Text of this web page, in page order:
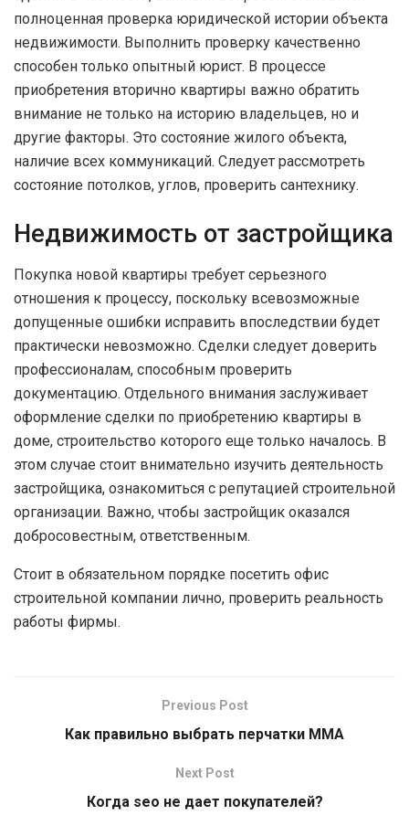
полноценная проверка юридической истории объекта
недвижимости. Выполнить проверку качественно
способен только опытный юрист. В процессе
приобретения вторично квартиры важно обратить
внимание не только на историю владельцев, но и
другие факторы. Это состояние жилого объекта,
наличие всех коммуникаций. Следует рассмотреть
состояние потолков, углов, проверить сантехнику.
Недвижимость от застройщика
Покупка новой квартиры требует серьезного
отношения к процессу, поскольку всевозможные
допущенные ошибки исправить впоследствии будет
практически невозможно. Сделки следует доверить
профессионалам, способным проверить
документацию. Отдельного внимания заслуживает
оформление сделки по приобретению квартиры в
доме, строительство которого еще только началось. В
этом случае стоит внимательно изучить деятельность
застройщика, ознакомиться с репутацией строительной
организации. Важно, чтобы застройщик оказался
добросовестным, ответственным.
Стоит в обязательном порядке посетить офис
строительной компании лично, проверить реальность
работы фирмы.
Previous Post
Как правильно выбрать перчатки ММА
Next Post
Когда seo не дает покупателей?